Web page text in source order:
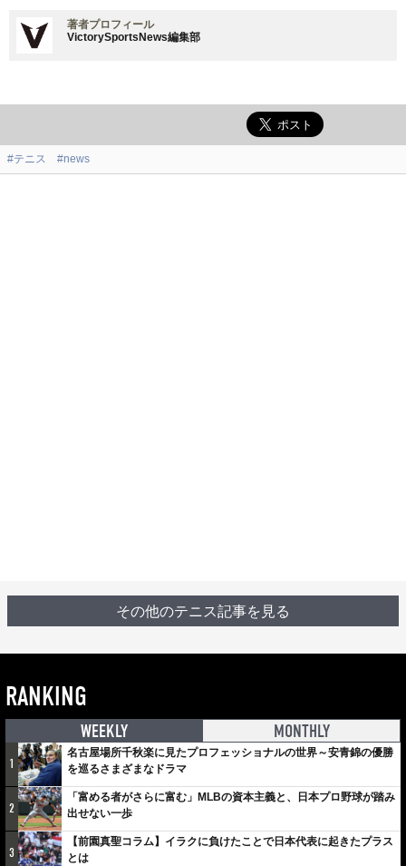
著者プロフィール
VictorySportsNews編集部
#テニス #news
その他のテニス記事を見る
RANKING
WEEKLY MONTHLY
1
名古屋場所千秋楽に見たプロフェッショナルの世界～安青錦の優勝
を巡るさまざまなドラマ
2
「富める者がさらに富む」MLBの資本主義と、日本プロ野球が踏み
出せない一歩
3
【前園真聖コラム】イラクに負けたことで日本代表に起きたプラス
とは